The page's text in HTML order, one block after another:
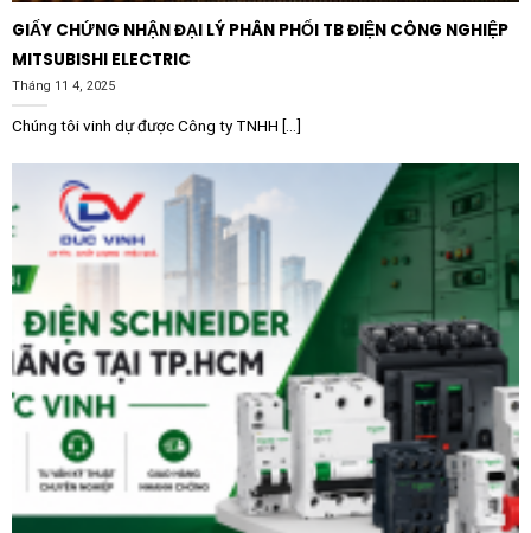
GIẤY CHỨNG NHẬN ĐẠI LÝ PHÂN PHỐI TB ĐIỆN CÔNG NGHIỆP
MITSUBISHI ELECTRIC
Tháng 11 4, 2025
Chúng tôi vinh dự được Công ty TNHH [...]